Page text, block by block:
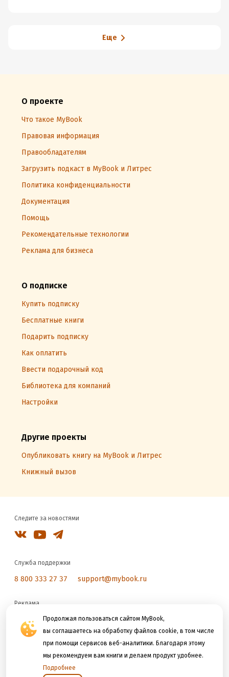
Продолжая пользоваться сайтом MyBook,
вы соглашаетесь на обработку файлов cookie, в том числе
при помощи сервисов веб-аналитики. Благодаря этому
мы рекомендуем вам книги и делаем продукт удобнее.
Подробнее
Еще
О проекте
Что такое MyBook
Правовая информация
Правообладателям
Загрузить подкаст в MyBook и Литрес
Политика конфиденциальности
Документация
Помощь
Рекомендательные технологии
Реклама для бизнеса
О подписке
Купить подписку
Бесплатные книги
Подарить подписку
Как оплатить
Ввести подарочный код
Библиотека для компаний
Настройки
Другие проекты
Опубликовать книгу на MyBook и Литрес
Книжный вызов
Следите за новостями
Служба поддержки
8 800 333 27 37 support@mybook.ru
Реклама
reklama@litres.ru
Мы принимаем к оплате